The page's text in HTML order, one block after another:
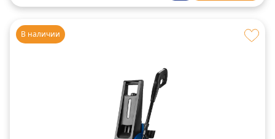
В наличии